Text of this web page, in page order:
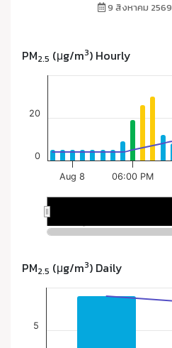
9 สิงหาคม 2569
PM2.5 (μg/m3) Hourly
PM2.5 (μg/m3) Daily